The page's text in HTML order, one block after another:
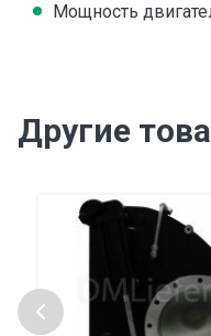
Мощность
Другие